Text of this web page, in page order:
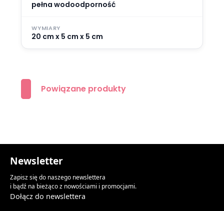
pełna wodoodporność
WYMIARY
20 cm x 5 cm x 5 cm
Powiązane produkty
Newsletter
Zapisz się do naszego newslettera
i bądź na bieżąco z nowościami i promocjami.
Dołącz do newslettera